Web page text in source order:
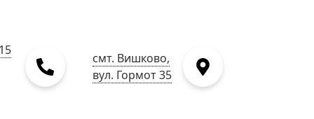
смт. Вишково,
вул. Гормот 35